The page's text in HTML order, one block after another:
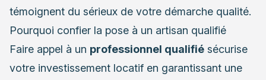
témoignent du sérieux de votre démarche qualité.
Pourquoi confier la pose à un artisan qualifié
Faire appel à un professionnel qualifié sécurise
votre investissement locatif en garantissant une